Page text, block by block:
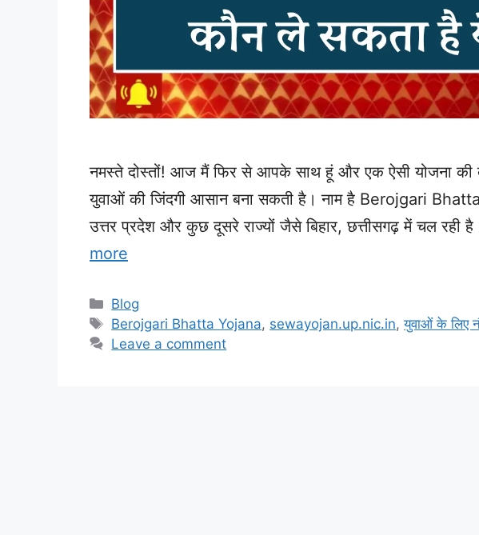
नमस्ते दोस्तों! आज मैं फिर से आपके साथ हूं और एक ऐसी योजना की
युवाओं की जिंदगी आसान बना सकती है। नाम है Berojgari
उत्तर प्रदेश और कुछ दूसरे राज्यों जैसे बिहार, छत्तीसगढ़ में चल रही
more
Categories
Blog
Tags
Berojgari Bhatta Yojana, sewayojan.up.nic.in,युवाओं के लिए
Leave a comment